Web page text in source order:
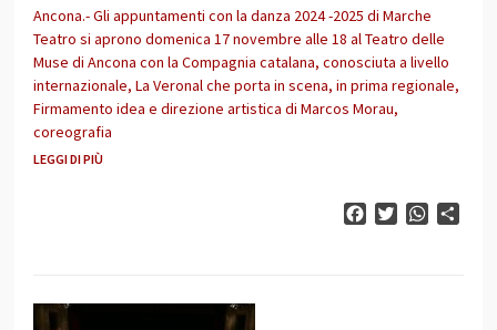
Ancona.- Gli appuntamenti con la danza 2024 -2025 di Marche
Teatro si aprono domenica 17 novembre alle 18 al Teatro delle
Muse di Ancona con la Compagnia catalana, conosciuta a livello
internazionale, La Veronal che porta in scena, in prima regionale,
Firmamento idea e direzione artistica di Marcos Morau,
coreografia
LEGGI DI PIÙ
FacebookTwitter